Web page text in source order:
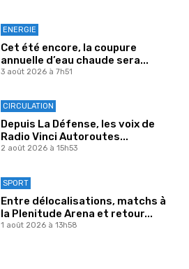
ENERGIE
Cet été encore, la coupure
annuelle d’eau chaude sera...
3 août 2026 à 7h51
CIRCULATION
Depuis La Défense, les voix de
Radio Vinci Autoroutes...
2 août 2026 à 15h53
SPORT
Entre délocalisations, matchs à
la Plenitude Arena et retour...
1 août 2026 à 13h58